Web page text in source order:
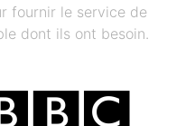
fournir le service de
dont ils ont besoin.